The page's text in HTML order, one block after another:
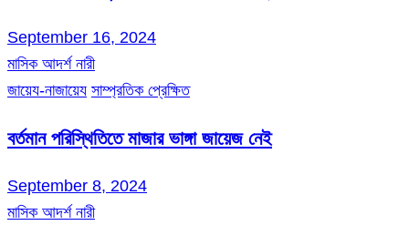
September 16, 2024
মাসিক আদর্শ নারী
জায়েয-নাজায়েয সাম্প্রতিক প্রেক্ষিত
বর্তমান পরিস্থিতিতে মাজার ভাঙ্গা জায়েজ নেই
September 8, 2024
মাসিক আদর্শ নারী